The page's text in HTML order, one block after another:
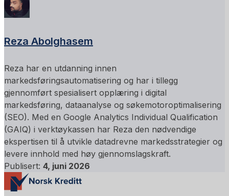
Reza Abolghasem
Reza har en utdanning innen
markedsføringsautomatisering og har i tillegg
gjennomført spesialisert opplæring i digital
markedsføring, dataanalyse og søkemotoroptimalisering
(SEO). Med en Google Analytics Individual Qualification
(GAIQ) i verktøykassen har Reza den nødvendige
ekspertisen til å utvikle datadrevne markedsstrategier og
levere innhold med høy gjennomslagskraft.
Publisert: 4, juni 2026